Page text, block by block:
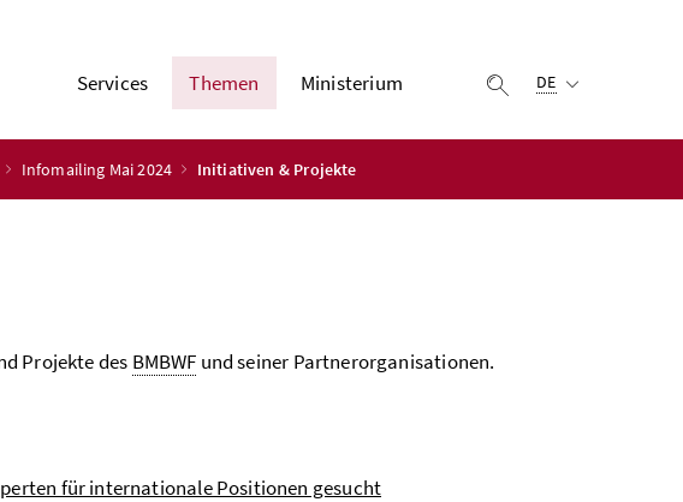
Services Themen Ministerium Suche einblenden
DE
Infomailing Mai 2024 Initiativen & Projekte
Projekte des BMBWF und seiner Partnerorganisationen.
für internationale Positionen gesucht